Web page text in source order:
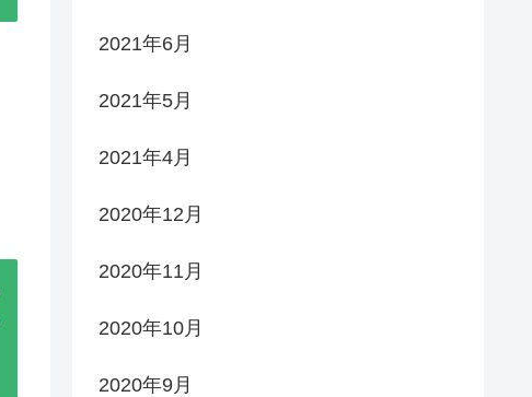
2021年6月
2021年5月
2021年4月
2020年12月
2020年11月
2020年10月
2020年9月